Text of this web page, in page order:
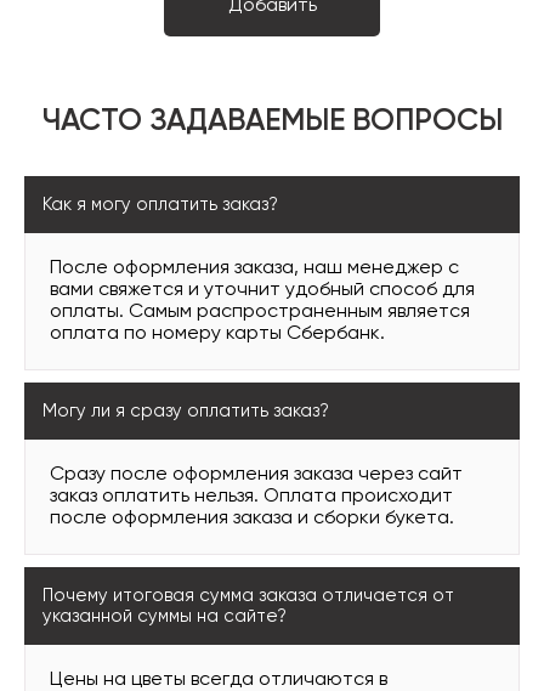
ЧАСТО ЗАДАВАЕМЫЕ ВОПРОСЫ
Как я могу оплатить заказ?
После оформления заказа, наш менеджер с
вами свяжется и уточнит удобный способ для
оплаты. Самым распространенным является
оплата по номеру карты Сбербанк.
Могу ли я сразу оплатить заказ?
Сразу после оформления заказа через сайт
заказ оплатить нельзя. Оплата происходит
после оформления заказа и сборки букета.
Почему итоговая сумма заказа отличается от
указанной суммы на сайте?
Цены на цветы всегда отличаются в